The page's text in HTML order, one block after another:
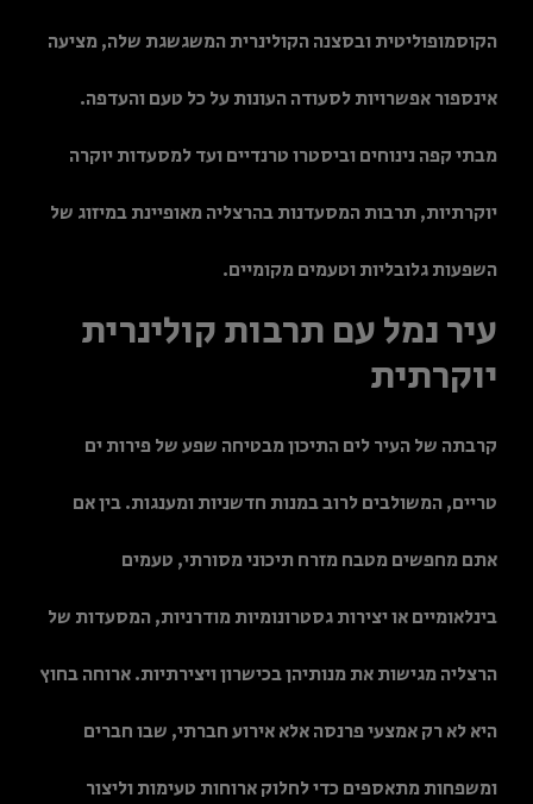
הקוסמופוליטית ובסצנה הקולינרית המשגשגת שלה, מציעה
אינספור אפשרויות לסעודה העונות על כל טעם והעדפה.
מבתי קפה נינוחים וביסטרו טרנדיים ועד למסעדות יוקרה
יוקרתיות, תרבות המסעדנות בהרצליה מאופיינת במיזוג של
השפעות גלובליות וטעמים מקומיים.
עיר נמל עם תרבות קולינרית
יוקרתית
קרבתה של העיר לים התיכון מבטיחה שפע של פירות ים
טריים, המשולבים לרוב במנות חדשניות ומענגות. בין אם
אתם מחפשים מטבח מזרח תיכוני מסורתי, טעמים
בינלאומיים או יצירות גסטרונומיות מודרניות, המסעדות של
הרצליה מגישות את מנותיהן בכישרון ויצירתיות. ארוחה בחוץ
היא לא רק אמצעי פרנסה אלא אירוע חברתי, שבו חברים
ומשפחות מתאספים כדי לחלוק ארוחות טעימות וליצור